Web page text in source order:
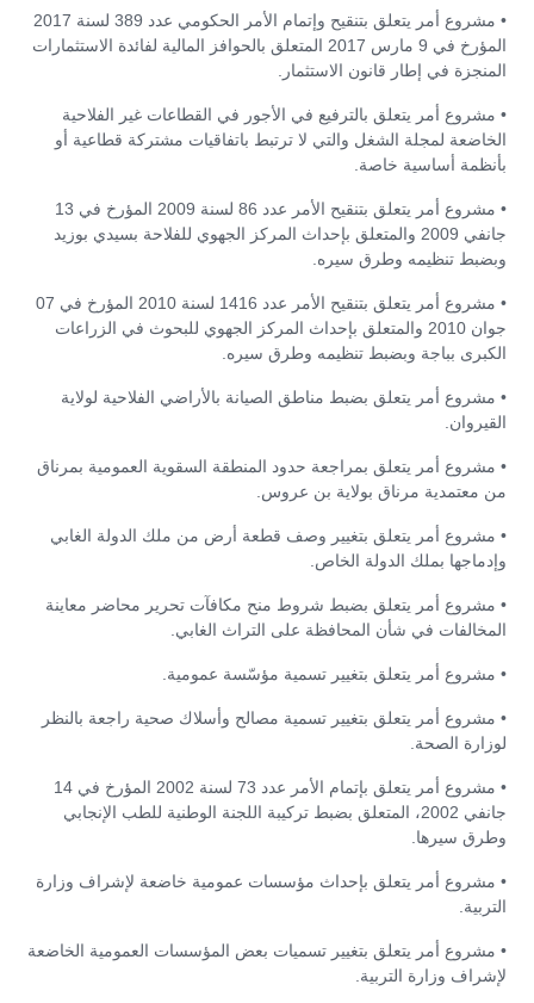
• مشروع أمر يتعلق بتنقيح وإتمام الأمر الحكومي عدد 389 لسنة 2017
المؤرخ في 9 مارس 2017 المتعلق بالحوافز المالية لفائدة الاستثمارات
المنجزة في إطار قانون الاستثمار.
• مشروع أمر يتعلق بالترفيع في الأجور في القطاعات غير الفلاحية
الخاضعة لمجلة الشغل والتي لا ترتبط باتفاقيات مشتركة قطاعية أو
بأنظمة أساسية خاصة.
• مشروع أمر يتعلق بتنقيح الأمر عدد 86 لسنة 2009 المؤرخ في 13
جانفي 2009 والمتعلق بإحداث المركز الجهوي للفلاحة بسيدي بوزيد
وبضبط تنظيمه وطرق سيره.
• مشروع أمر يتعلق بتنقيح الأمر عدد 1416 لسنة 2010 المؤرخ في 07
جوان 2010 والمتعلق بإحداث المركز الجهوي للبحوث في الزراعات
الكبرى بباجة وبضبط تنظيمه وطرق سيره.
• مشروع أمر يتعلق بضبط مناطق الصيانة بالأراضي الفلاحية لولاية
القيروان.
• مشروع أمر يتعلق بمراجعة حدود المنطقة السقوية العمومية بمرناق
من معتمدية مرناق بولاية بن عروس.
• مشروع أمر يتعلق بتغيير وصف قطعة أرض من ملك الدولة الغابي
وإدماجها بملك الدولة الخاص.
• مشروع أمر يتعلق بضبط شروط منح مكافآت تحرير محاضر معاينة
المخالفات في شأن المحافظة على التراث الغابي.
• مشروع أمر يتعلق بتغيير تسمية مؤسّسة عمومية.
• مشروع أمر يتعلق بتغيير تسمية مصالح وأسلاك صحية راجعة بالنظر
لوزارة الصحة.
• مشروع أمر يتعلق بإتمام الأمر عدد 73 لسنة 2002 المؤرخ في 14
جانفي 2002، المتعلق بضبط تركيبة اللجنة الوطنية للطب الإنجابي
وطرق سيرها.
• مشروع أمر يتعلق بإحداث مؤسسات عمومية خاضعة لإشراف وزارة
التربية.
• مشروع أمر يتعلق بتغيير تسميات بعض المؤسسات العمومية الخاضعة
لإشراف وزارة التربية.